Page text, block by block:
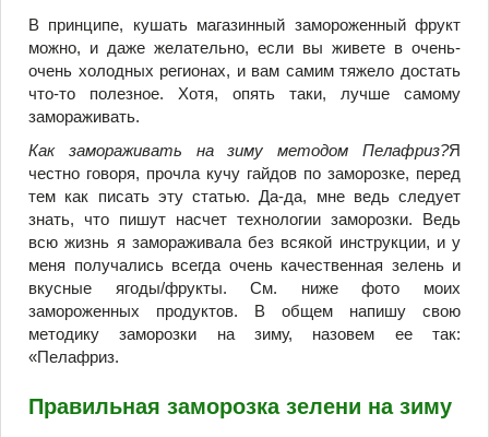
В принципе, кушать магазинный замороженный фрукт
можно, и даже желательно, если вы живете в очень-
очень холодных регионах, и вам самим тяжело достать
что-то полезное. Хотя, опять таки, лучше самому
замораживать.
Как замораживать на зиму методом Пелафриз?Я
честно говоря, прочла кучу гайдов по заморозке, перед
тем как писать эту статью. Да-да, мне ведь следует
знать, что пишут насчет технологии заморозки. Ведь
всю жизнь я замораживала без всякой инструкции, и у
меня получались всегда очень качественная зелень и
вкусные ягоды/фрукты. См. ниже фото моих
замороженных продуктов. В общем напишу свою
методику заморозки на зиму, назовем ее так:
«Пелафриз.
Правильная заморозка зелени на зиму